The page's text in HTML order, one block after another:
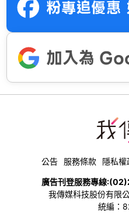
公告 服務條款 隱私權
廣告刊登服務專線:
我傳媒科技股份有限
統編：